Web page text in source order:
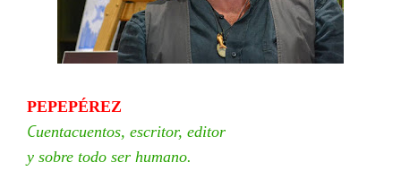
PEPEPÉREZ
Cuentacuentos, escritor, editor
y sobre todo ser humano.